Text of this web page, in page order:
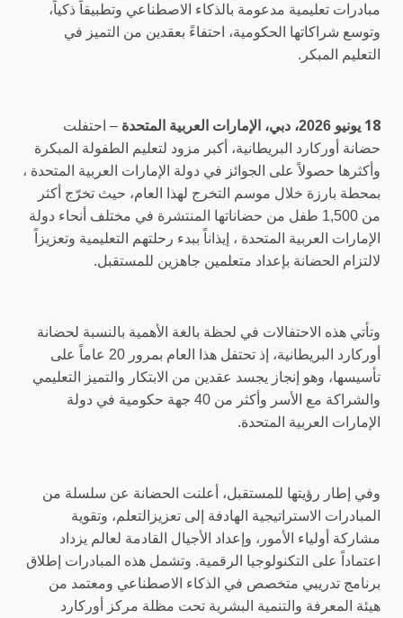
مبادرات تعليمية مدعومة بالذكاء الاصطناعي وتطبيقاً ذكياً،
وتوسع شراكاتها الحكومية، احتفاءً بعقدين من التميز في
التعليم المبكر .
18 يونيو 2026، دبي، الإمارات العربية المتحدة
– احتفلت
حضانة أوركارد البريطانية، أكبر مزود لتعليم الطفولة المبكرة
وأكثرها حصولاً على الجوائز في دولة الإمارات العربية المتحدة ،
بمحطة بارزة خلال موسم التخرج لهذا العام، حيث تخرّج أكثر
من 1,500 طفل من حضاناتها المنتشرة في مختلف أنحاء دولة
الإمارات العربية المتحدة ، إيذاناً ببدء رحلتهم التعليمية وتعزيزاً
لالتزام الحضانة بإعداد متعلمين جاهزين للمستقبل.
وتأتي هذه الاحتفالات في لحظة بالغة الأهمية بالنسبة لحضانة
أوركارد البريطانية، إذ تحتفل هذا العام بمرور 20 عاماً على
تأسيسها، وهو إنجاز يجسد عقدين من الابتكار والتميز التعليمي
والشراكة مع الأسر وأكثر من 40 جهة حكومية في دولة
الإمارات العربية المتحدة.
وفي إطار رؤيتها للمستقبل، أعلنت الحضانة عن سلسلة من
المبادرات الاستراتيجية الهادفة إلى تعزيزالتعلم، وتقوية
مشاركة أولياء الأمور، وإعداد الأجيال القادمة لعالم يزداد
اعتماداً على التكنولوجيا الرقمية. وتشمل هذه المبادرات إطلاق
برنامج تدريبي متخصص في الذكاء الاصطناعي ومعتمد من
هيئة المعرفة والتنمية البشرية تحت مظلة مركز أوركارد